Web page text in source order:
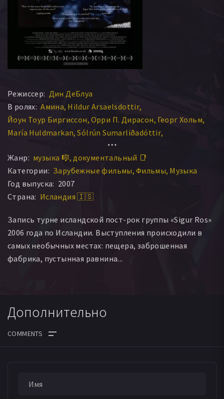
Режиссер: Дин ДеБлуа
В ролях: Амина Hildur Arsaelsdottir
Йоун Тоур Биргиссон Орри П. Дирасон Георг Хольм
María Huldmarkan Sólrún Sumarliðadóttir
Эдда Рун Олафсдоттир
Жанр: музыка 🎼 документальный 📑
Категории: Зарубежные фильмы Фильмы Музыка
Год выпуска: 2007
Страна: Исландия 🇮🇸
Запись турне исландской пост-рок группы «Sigur Ros»
2006 года по Исландии. Выступления происходили в
самых необычных местах: пещера, заброшенная
фабрика, пустынная равнина...
Дополнительно